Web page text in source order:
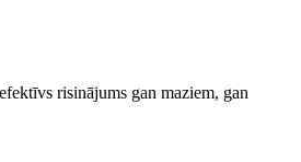
risinājums gan maziem, gan